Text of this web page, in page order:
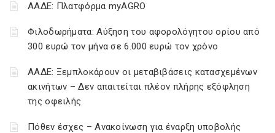
ΑΑΔΕ: Πλατφόρμα myAGRO
Φιλοδωρήματα: Αύξηση του αφορολόγητου ορίου από
300 ευρώ τον μήνα σε 6.000 ευρώ τον χρόνο
ΑΑΔΕ: Ξεμπλοκάρουν οι μεταβιβάσεις κατασχεμένων
ακινήτων – Δεν απαιτείται πλέον πλήρης εξόφληση
της οφειλής
Πόθεν έσχες – Ανακοίνωση για έναρξη υποβολής